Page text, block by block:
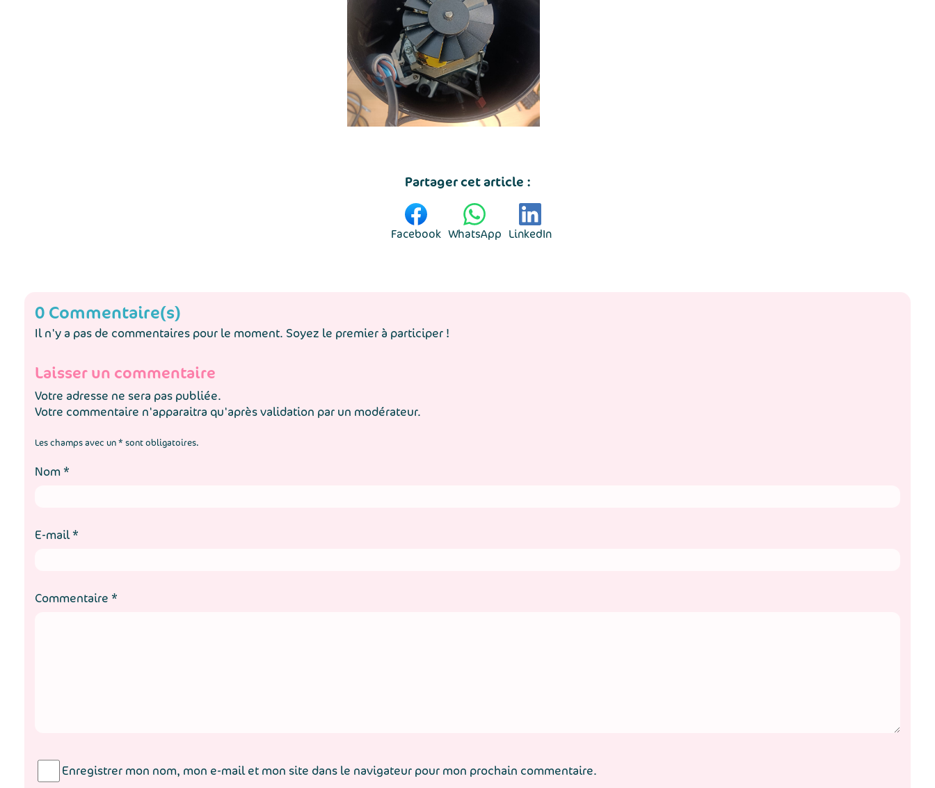
Partager cet article :
Facebook WhatsApp LinkedIn
0 Commentaire(s)
Il n'y a pas de commentaires pour le moment. Soyez le premier à participer !
Laisser un commentaire
Votre adresse ne sera pas publiée.
Votre commentaire n'apparaitra qu'après validation par un modérateur.
Commentaire *
Les champs avec un * sont obligatoires.
Nom *
E-mail*
Enregistrer mon nom, mon e-mail et mon site dans le navigateur pour mon prochain commentaire.